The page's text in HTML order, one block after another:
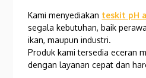
Kami menyediakan teskit pH
segala kebutuhan, baik
ikan, maupun industri.
Produk kami tersedia eceran
dengan layanan cepat dan